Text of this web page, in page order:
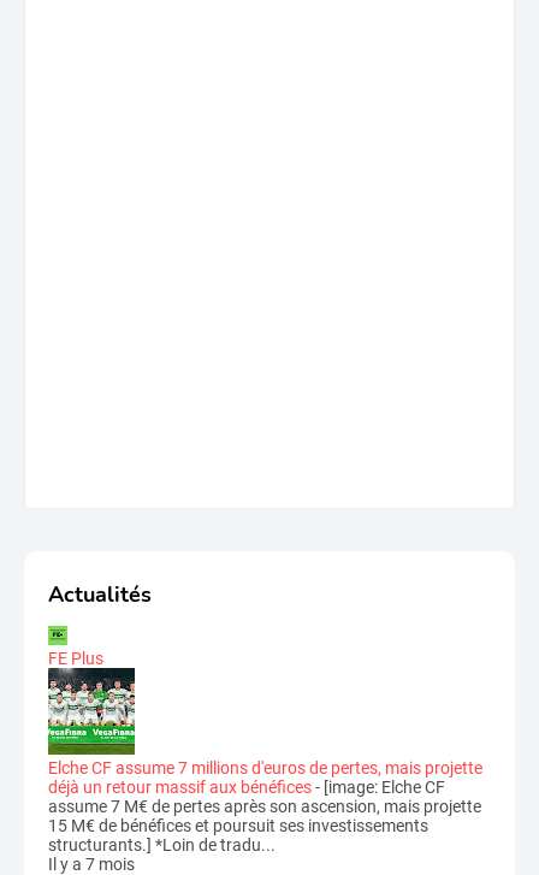
Actualités
FE Plus
Elche CF assume 7 millions d'euros de pertes, mais projette
déjà un retour massif aux bénéfices- [image: Elche CF
assume 7 M€ de pertes après son ascension, mais projette
15 M€ de bénéfices et poursuit ses investissements
structurants.] *Loin de tradu...
Il y a 7 mois